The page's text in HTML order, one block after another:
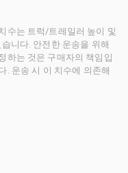
수는 트럭/트레일러 높이 및
니다. 안전한 운송을 위해
하는 것은 구매자의 책임입
. 운송 시 이 치수에 의존해